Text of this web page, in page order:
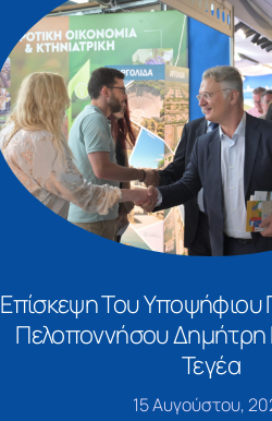
Επίσκεψη Του Υποψήφιου
Πελοποννήσου
Τεγέα
15 Αυγούστου,